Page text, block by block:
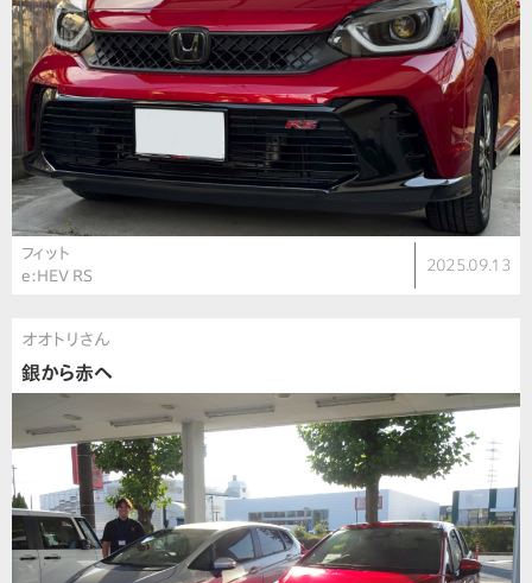
フィット
e:HEV RS
2025.09.13
オオトリさん
銀から赤へ